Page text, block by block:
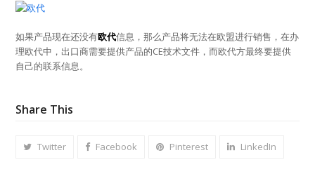
如果产品现在还没有欧代信息，那么产品将无法在欧盟进行销售，在办
理欧代中，出口商需要提供产品的CE技术文件，而欧代方最终要提供
自己的联系信息。
Share This
Twitter Facebook Pinterest LinkedIn